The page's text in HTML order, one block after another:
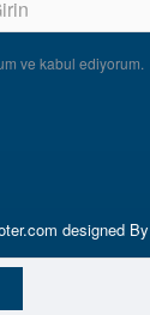
ve kabul ediyorum.
designed